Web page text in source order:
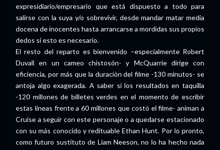
expresidiario/empresario que está dispuesto a todo para
salirse con la suya y/o sobrevivir, desde mandar matar media
docena de inocentes hasta arrancarse a mordidas sus propios
dedos si esto es necesario.
El resto del reparto es bienvenido –especialmente Robert
Duvall en un cameo chistosón- y McQuarrie dirige con
eficiencia, por más que la duración del filme -130 minutos- se
antoja algo exagerada. A saber si los resultados en taquilla
-120 millones de billetes verdes en el momento de escribir
estas líneas frente a 60 millones que costó el filme- animan a
Cruise a seguir con este personaje o a quedarse estacionado
con su más conocido y redituable Ethan Hunt. Por lo pronto,
como futuro sustituto de Liam Neeson, no lo ha hecho nada